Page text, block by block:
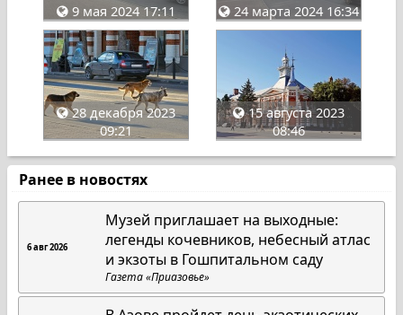
9 мая 2024 17:11 24 марта 2024 16:34
28 декабря 2023
09:21
15 августа 2023
08:46
Ранее в новостях
6 авг 2026
Музей приглашает на выходные:
легенды кочевников, небесный атлас
и экзоты в Гошпитальном саду
Газета «Приазовье»